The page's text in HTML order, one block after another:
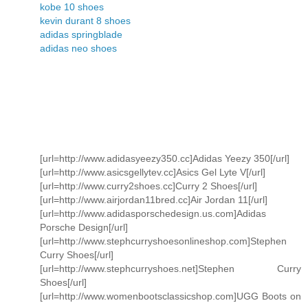
kobe 10 shoes
kevin durant 8 shoes
adidas springblade
adidas neo shoes
[url=http://www.adidasyeezy350.cc]Adidas Yeezy 350[/url]
[url=http://www.asicsgellytev.cc]Asics Gel Lyte V[/url]
[url=http://www.curry2shoes.cc]Curry 2 Shoes[/url]
[url=http://www.airjordan11bred.cc]Air Jordan 11[/url]
[url=http://www.adidasporschedesign.us.com]Adidas
Porsche Design[/url]
[url=http://www.stephcurryshoesonlineshop.com]Stephen
Curry Shoes[/url]
[url=http://www.stephcurryshoes.net]Stephen Curry
Shoes[/url]
[url=http://www.womenbootsclassicshop.com]UGG Boots on